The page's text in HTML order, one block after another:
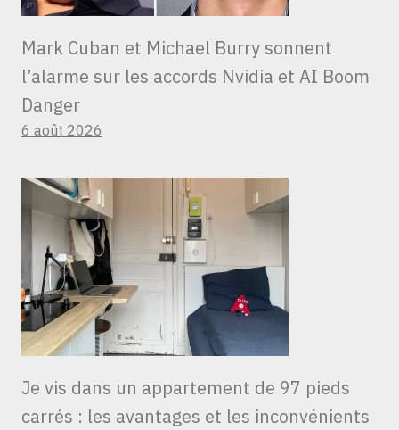
Mark Cuban et Michael Burry sonnent
l’alarme sur les accords Nvidia et AI Boom
Danger
6 août 2026
Je vis dans un appartement de 97 pieds
carrés : les avantages et les inconvénients